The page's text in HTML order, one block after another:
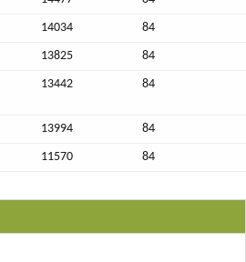
14034 84
13825 84
13442 84
13994 84
11570 84